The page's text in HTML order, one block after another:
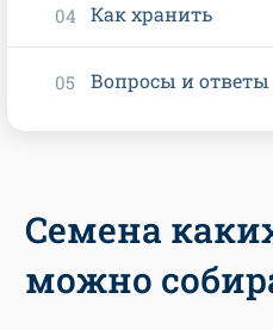
Семена
можно
Как хранить
Вопросы и ответы